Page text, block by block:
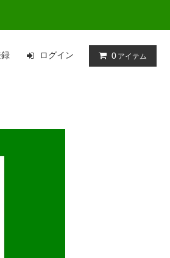
ログイン 0 アイテム